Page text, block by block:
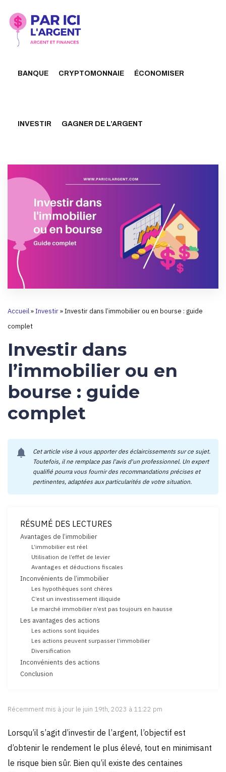
BANQUE CRYPTOMONNAIE ÉCONOMISER
INVESTIR GAGNER DE L’ARGENT
Accueil»Investir»Investir dans l’immobilier ou en bourse : guide
complet
Investir dans
l’immobilier ou en
bourse : guide
complet
notifications
Cet article vise à vous apporter des éclaircissements sur ce sujet.
Toutefois, il ne remplace pas l'avis d'un professionnel. Un expert
qualifié pourra vous fournir des recommandations précises et
pertinentes, adaptées aux particularités de votre situation.
RÉSUMÉ DES LECTURES
Avantages de l’immobilier
L’immobilier est réel
Utilisation de l’effet de levier
Avantages et déductions fiscales
Inconvénients de l’immobilier
Les hypothèques sont chères
C’est un investissement illiquide
Le marché immobilier n’est pas toujours en hausse
Les avantages des actions
Les actions sont liquides
Les actions peuvent surpasser l’immobilier
Diversification
Inconvénients des actions
Conclusion
Récemment mis à jour le juin 19th, 2023 à 11:22 pm
Lorsqu’il s’agit d’investir de l’argent, l’objectif est
d’obtenir le rendement le plus élevé, tout en minimisant
le risque bien sûr. Bien qu’il existe des centaines